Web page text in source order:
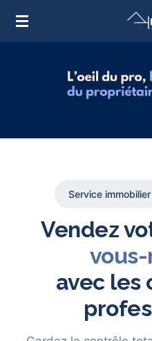
Passer
Service
Vendez
avec les